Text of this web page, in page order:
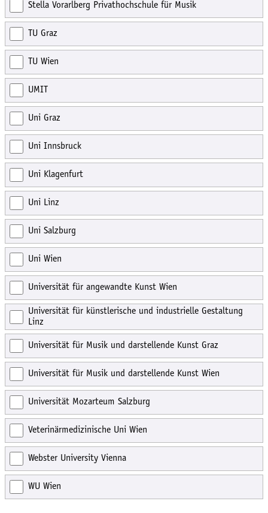
Stella Vorarlberg Privathochschule für Musik
TU Graz
TU Wien
UMIT
Uni Graz
Uni Innsbruck
Uni Klagenfurt
Uni Linz
Uni Salzburg
Uni Wien
Universität für angewandte Kunst Wien
Universität für künstlerische und industrielle Gestaltung
Linz
Universität für Musik und darstellende Kunst Graz
Universität für Musik und darstellende Kunst Wien
Universität Mozarteum Salzburg
Veterinärmedizinische Uni Wien
Webster University Vienna
WU Wien